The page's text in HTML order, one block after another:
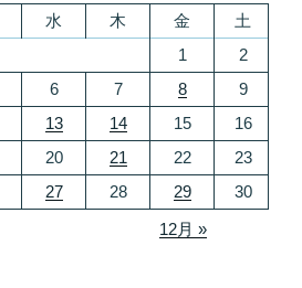
水 木 金
土
1
2
6 7 8
9
13 14 15
16
20 21 22
23
27 28 29
30
12月 »